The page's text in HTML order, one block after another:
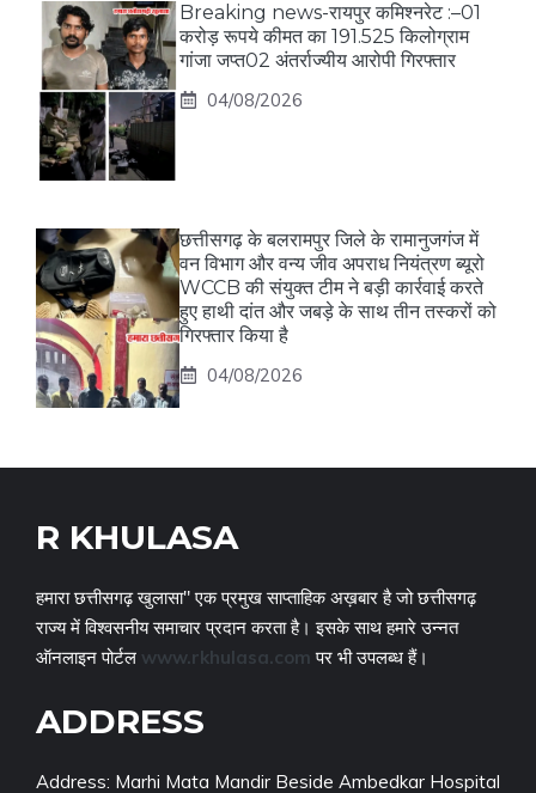
Breaking news-रायपुर कमिश्नरेट :–01
करोड़ रूपये कीमत का 191.525 किलोग्राम
गांजा जप्त02 अंतर्राज्यीय आरोपी गिरफ्तार
04/08/2026
छत्तीसगढ़ के बलरामपुर जिले के रामानुजगंज में
वन विभाग और वन्य जीव अपराध नियंत्रण ब्यूरो
WCCB की संयुक्त टीम ने बड़ी कार्रवाई करते
हुए हाथी दांत और जबड़े के साथ तीन तस्करों को
गिरफ्तार किया है
04/08/2026
R KHULASA
हमारा छत्तीसगढ़ खुलासा" एक प्रमुख साप्ताहिक अख़बार है जो छत्तीसगढ़
राज्य में विश्वसनीय समाचार प्रदान करता है। इसके साथ हमारे उन्नत
ऑनलाइन पोर्टल www.rkhulasa.com पर भी उपलब्ध हैं।
ADDRESS
Address: Marhi Mata Mandir Beside Ambedkar Hospital